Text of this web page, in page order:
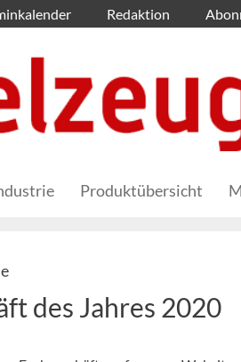
Redaktion
Produktübersicht
des Jahres 2020